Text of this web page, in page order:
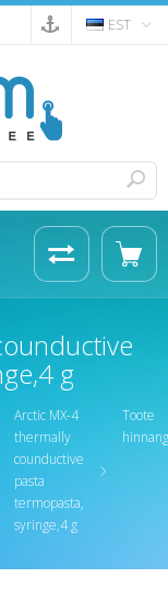
EST
g
Arctic MX-4
thermally
counductive
pasta
termopasta,
syringe,4 g
Toote